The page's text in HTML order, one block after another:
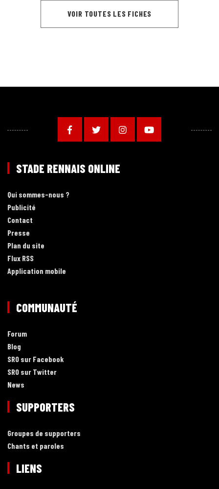
VOIR TOUTES LES FICHES
STADE RENNAIS ONLINE
Qui sommes-nous ?
Publicité
Contact
Presse
Plan du site
Flux RSS
Application mobile
COMMUNAUTÉ
Forum
Blog
SRO sur Facebook
SRO sur Twitter
News
SUPPORTERS
Groupes de supporters
Chants et paroles
LIENS